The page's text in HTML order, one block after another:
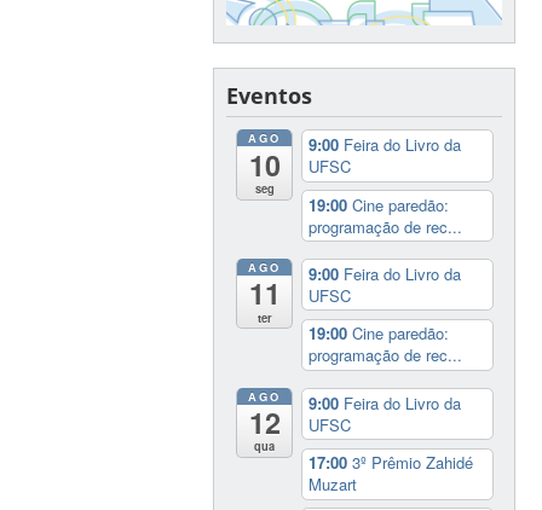
Eventos
AGO
10
seg
9:00 Feira do Livro da
UFSC
19:00Cine paredão:
programação de rec...
AGO
11
ter
9:00 Feira do Livro da
UFSC
19:00Cine paredão:
programação de rec...
AGO
12
qua
9:00 Feira do Livro da
UFSC
17:003º Prêmio Zahidé
Muzart